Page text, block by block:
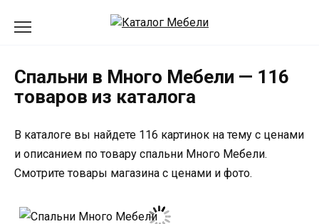
Спальни в Много Мебели — 116
товаров из каталога
В каталоге вы найдете 116 картинок на тему с ценами
и описанием по товару спальни Много Мебели.
Смотрите товары магазина с ценами и фото.